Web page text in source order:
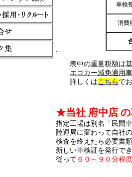
車検
消費
表中の重量税額は基
エコカー減免適用
詳しくは こちら で
★当社 府中店 の
指定工場は別名「民間
陸運局に変わって自社
検査を終えたら必要書
新しい車検証を発行でき
従って ６０～９０分程